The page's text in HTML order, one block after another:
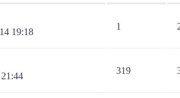
19:18
1
319